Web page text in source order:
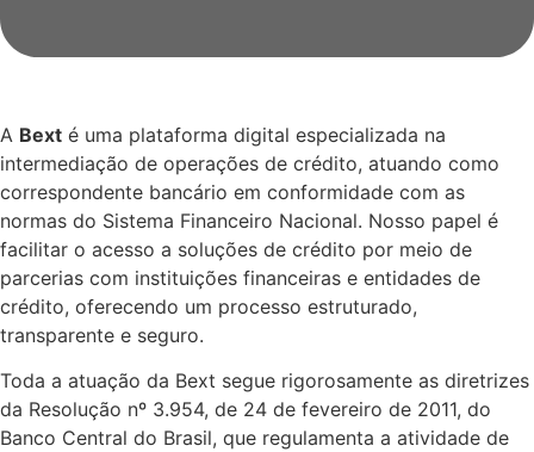
A Bext é uma plataforma digital especializada na
intermediação de operações de crédito, atuando como
correspondente bancário em conformidade com as
normas do Sistema Financeiro Nacional. Nosso papel é
facilitar o acesso a soluções de crédito por meio de
parcerias com instituições financeiras e entidades de
crédito, oferecendo um processo estruturado,
transparente e seguro.
Toda a atuação da Bext segue rigorosamente as diretrizes
da Resolução nº 3.954, de 24 de fevereiro de 2011, do
Banco Central do Brasil, que regulamenta a atividade de